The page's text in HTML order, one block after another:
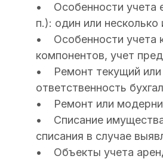
• Особенности учета
п.): один или
• Особенности учета
компонентов, учет
• Ремонт текущий или
ответственность
• Ремонт или
• Списание имущества
списания в случае
• Объекты учета